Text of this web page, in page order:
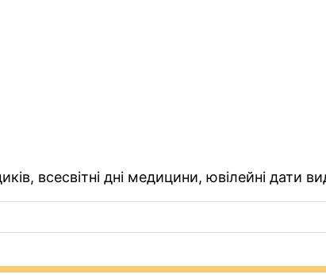
всесвітні дні медицини, ювілейні дати